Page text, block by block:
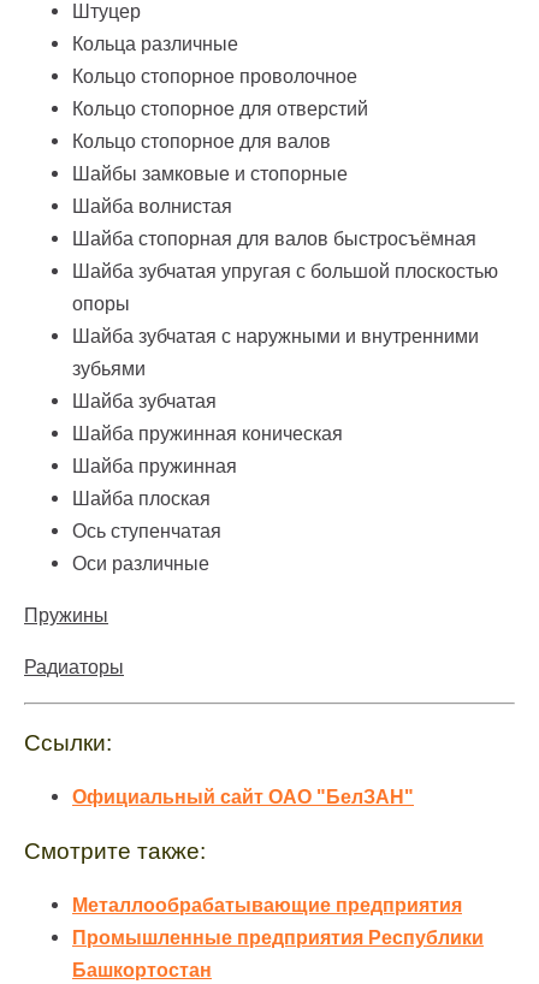
Штуцер
Кольца различные
Кольцо стопорное проволочное
Кольцо стопорное для отверстий
Кольцо стопорное для валов
Шайбы замковые и стопорные
Шайба волнистая
Шайба стопорная для валов быстросъёмная
Шайба зубчатая упругая с большой плоскостью
опоры
Шайба зубчатая с наружными и внутренними
зубьями
Шайба зубчатая
Шайба пружинная коническая
Шайба пружинная
Шайба плоская
Ось ступенчатая
Оси различные
Пружины
Радиаторы
Ссылки:
Официальный сайт ОАО "БелЗАН"
Смотрите также:
Металлообрабатывающие предприятия
Промышленные предприятия Республики
Башкортостан